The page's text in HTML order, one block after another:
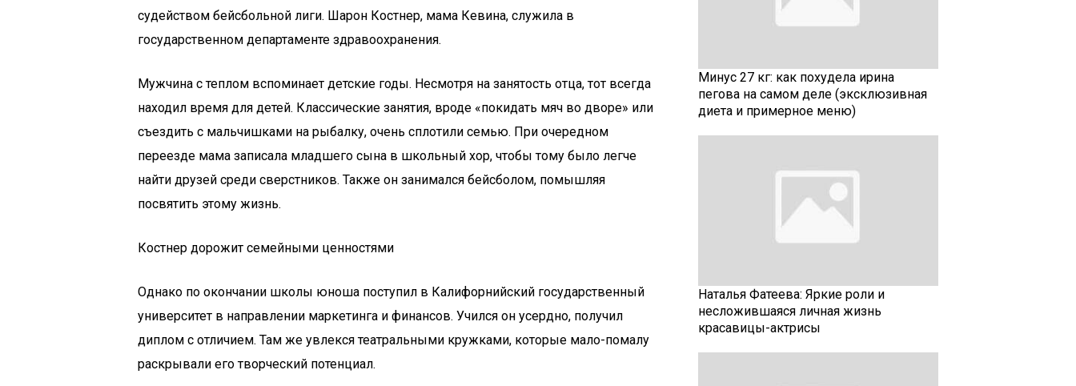
судейством бейсбольной лиги. Шарон Костнер, мама Кевина, служила в
государственном департаменте здравоохранения.
Мужчина с теплом вспоминает детские годы. Несмотря на занятость отца, тот всегда
находил время для детей. Классические занятия, вроде «покидать мяч во дворе» или
съездить с мальчишками на рыбалку, очень сплотили семью. При очередном
переезде мама записала младшего сына в школьный хор, чтобы тому было легче
найти друзей среди сверстников. Также он занимался бейсболом, помышляя
посвятить этому жизнь.
Костнер дорожит семейными ценностями
Однако по окончании школы юноша поступил в Калифорнийский государственный
университет в направлении маркетинга и финансов. Учился он усердно, получил
диплом с отличием. Там же увлекся театральными кружками, которые мало-помалу
раскрывали его творческий потенциал.
Минус 27 кг: как похудела ирина
пегова на самом деле (эксклюзивная
диета и примерное меню)
Наталья Фатеева: Яркие роли и
несложившаяся личная жизнь
красавицы-актрисы